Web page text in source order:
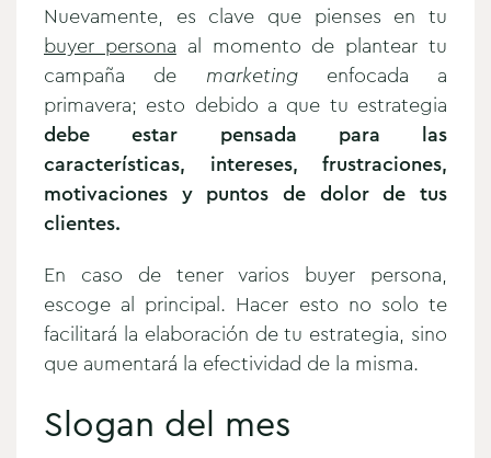
Nuevamente, es clave que pienses en tu
buyer persona al momento de plantear tu
campaña de marketingenfocada a
primavera; esto debido a que tu estrategia
debe estar pensada para las
características, intereses, frustraciones,
motivaciones y puntos de dolor de tus
clientes.
En caso de tener varios buyer persona,
escoge al principal. Hacer esto no solo te
facilitará la elaboración de tu estrategia, sino
que aumentará la efectividad de la misma.
Slogan del mes